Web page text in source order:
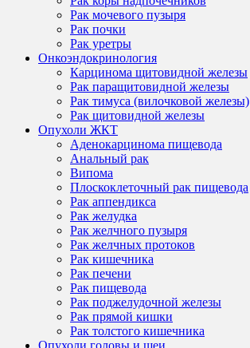
Рак мочевого пузыря
Рак почки
Рак уретры
Онкоэндокринология
Карцинома щитовидной железы
Рак паращитовидной железы
Рак тимуса (вилочковой железы)
Рак щитовидной железы
Опухоли ЖКТ
Аденокарцинома пищевода
Анальный рак
Випома
Плоскоклеточный рак пищевода
Рак аппендикса
Рак желудка
Рак желчного пузыря
Рак желчных протоков
Рак кишечника
Рак печени
Рак пищевода
Рак поджелудочной железы
Рак прямой кишки
Рак толстого кишечника
Опухоли головы и шеи